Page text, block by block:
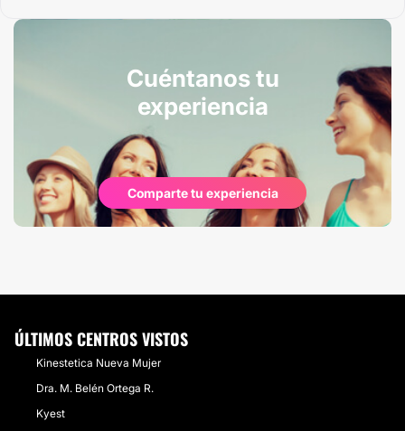
Cuéntanos tu
experiencia
Comparte tu experiencia
ÚLTIMOS CENTROS VISTOS
Kinestetica Nueva Mujer
Dra. M. Belén Ortega R.
Kyest